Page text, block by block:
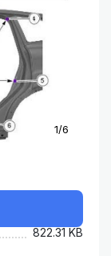
1/6
822.31 KB